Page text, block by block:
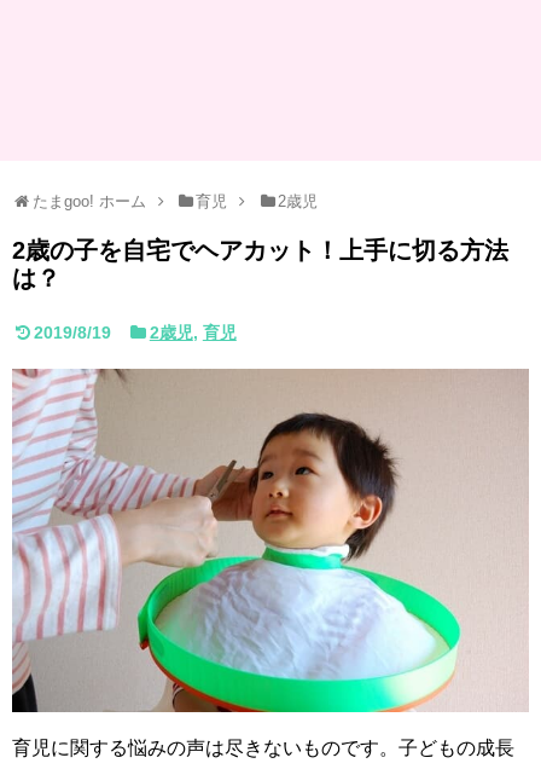
たまgoo! ホーム 育児 2歳児
2歳の子を自宅でヘアカット！上手に切る方法
は？
2019/8/19 2歳児, 育児
育児に関する悩みの声は尽きないものです。子どもの成長